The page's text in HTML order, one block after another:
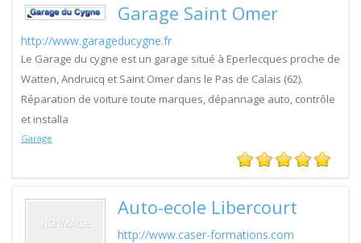
Garage Saint Omer
http://www.garageducygne.fr
Le Garage du cygne est un garage situé à Eperlecques proche de
Watten, Andruicq et Saint Omer dans le Pas de Calais (62).
Réparation de voiture toute marques, dépannage auto, contrôle
et installa
Garage
Auto-ecole Libercourt
http://www.caser-formations.com